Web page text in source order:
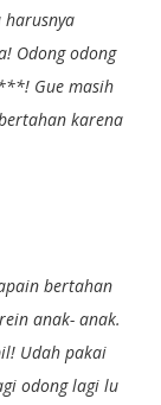
harusnya
Odong odong
Gue masih
karena
bertahan
anak- anak.
Udah pakai
odong lagi lu